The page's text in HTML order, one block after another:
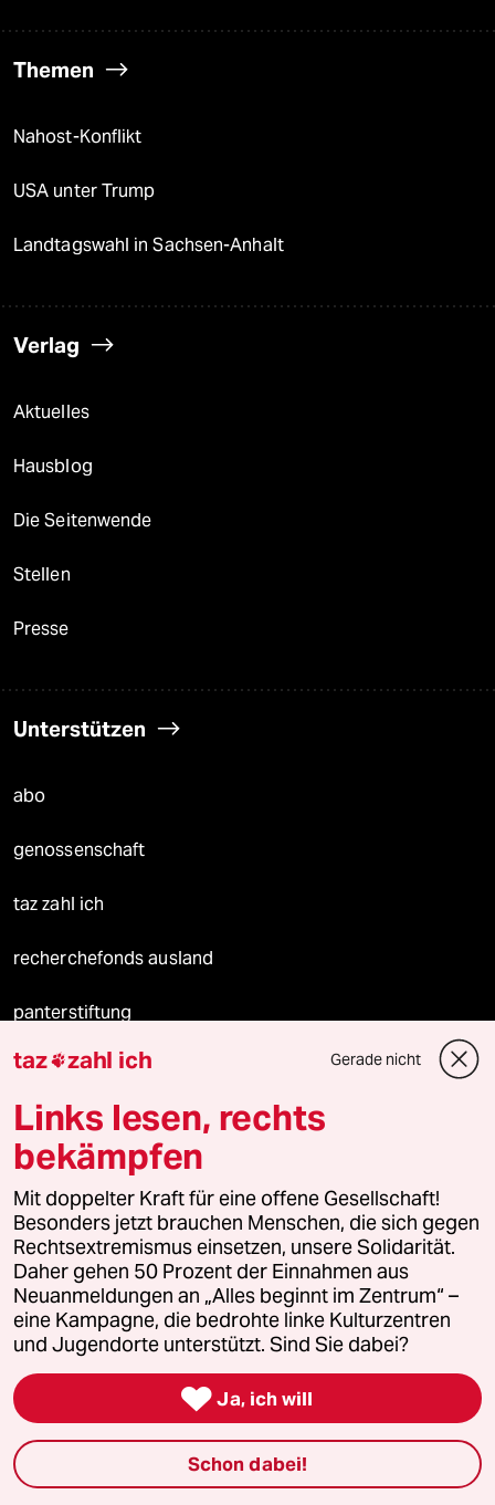
Themen
Nahost-Konflikt
USA unter Trump
Landtagswahl in Sachsen-Anhalt
Verlag
Aktuelles
Hausblog
Die Seitenwende
Stellen
Presse
Unterstützen
abo
genossenschaft
taz zahl ich
recherchefonds ausland
panterstiftung
panterpreis 2026
Podcast
bundestalk
fernverbindung
klima update°
Mauerecho
Freie Rede
taz zahl ich Gerade nicht
Links lesen, rechts
bekämpfen
Mit doppelter Kraft für eine offene Gesellschaft!
Besonders jetzt brauchen Menschen, die sich gegen
Rechtsextremismus einsetzen, unsere Solidarität.
Daher gehen 50 Prozent der Einnahmen aus
Neuanmeldungen an „Alles beginnt im Zentrum“ –
eine Kampagne, die bedrohte linke Kulturzentren
und Jugendorte unterstützt. Sind Sie dabei?
 Ja, ich will
Schon dabei!